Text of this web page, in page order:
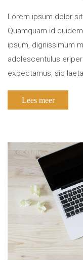
Lorem ipsum dolor
Quamquam id
ipsum, dignissimum
adolescentulus
expectamus, sic
perpetuam quis
Lees meer